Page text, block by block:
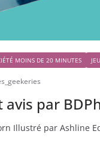
MOINS DE 20 MINUTES
avis par
Illustré par Ashline